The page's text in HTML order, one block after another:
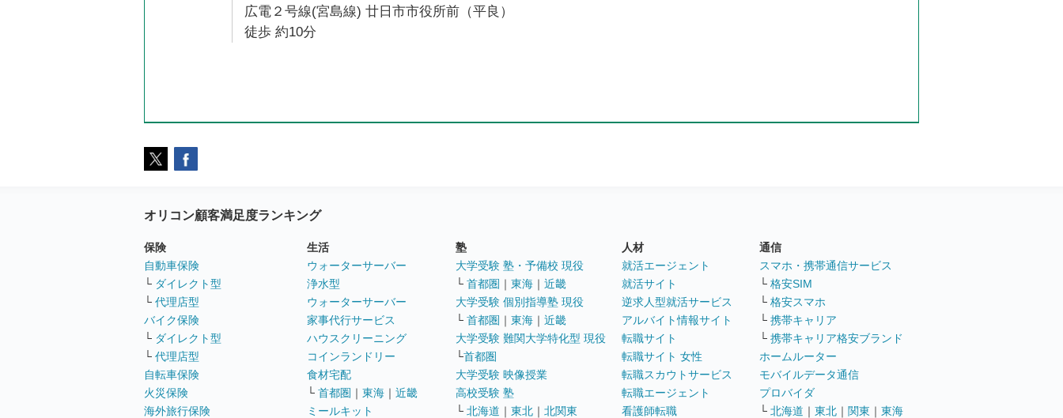
広電２号線(宮島線) 廿日市市役所前（平良）
徒歩 約10分
オリコン顧客満足度ランキング
保険
自動車保険
└ ダイレクト型
└ 代理店型
バイク保険
└ ダイレクト型
└ 代理店型
自転車保険
火災保険
海外旅行保険
生活
ウォーターサーバー
浄水型
ウォーターサーバー
家事代行サービス
ハウスクリーニング
コインランドリー
食材宅配
└ 首都圏 ｜ 東海 ｜ 近畿
ミールキット
塾
大学受験 塾・予備校 現役
└ 首都圏 ｜ 東海 ｜ 近畿
大学受験 個別指導塾 現役
└ 首都圏 ｜ 東海 ｜ 近畿
大学受験 難関大学特化型 現役
└首都圏
大学受験 映像授業
高校受験 塾
└ 北海道 ｜ 東北 ｜ 北関東
人材
就活エージェント
就活サイト
逆求人型就活サービス
アルバイト情報サイト
転職サイト
転職サイト 女性
転職スカウトサービス
転職エージェント
看護師転職
通信
スマホ・携帯通信サービス
└ 格安SIM
└ 格安スマホ
└ 携帯キャリア
└ 携帯キャリア格安ブランド
ホームルーター
モバイルデータ通信
プロバイダ
└ 北海道 ｜ 東北 ｜ 関東 ｜ 東海